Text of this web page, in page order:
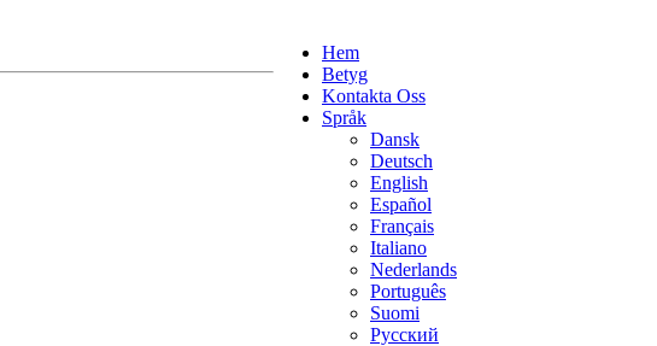
Hem
Betyg
Kontakta Oss
Språk
Dansk
Deutsch
English
Español
Français
Italiano
Nederlands
Português
Suomi
Русский